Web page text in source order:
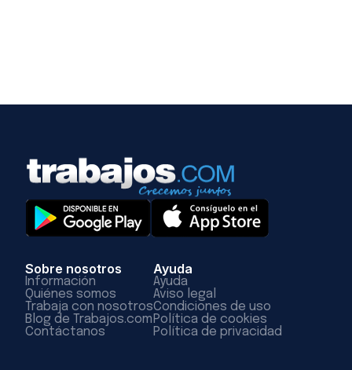
Sobre nosotros
Información
Quiénes somos
Trabaja con nosotros
Blog de Trabajos.com
Contáctanos
Ayuda
Ayuda
Aviso legal
Condiciones de uso
Política de cookies
Política de privacidad